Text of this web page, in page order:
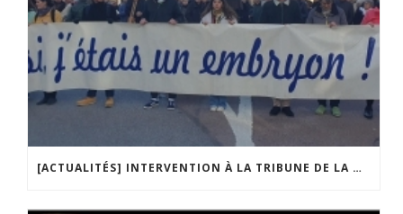
[ACTUALITÉS] INTERVENTION À LA TRIBUNE DE LA MOBILISATION CONTRE LA CONSTITUTIONNALISATION DE L’IVG